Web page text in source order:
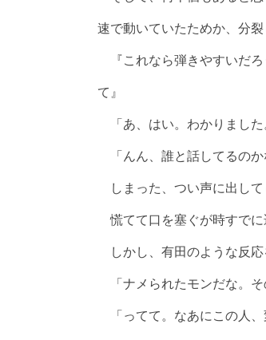
速で動いていたためか、分裂
『これなら弾きやすいだろ
て』
「あ、はい。わかりました
「んん、誰と話してるのか
しまった、つい声に出して
慌てて口を塞ぐが時すでに
しかし、有田のような反応
「ナメられたモンだな。そ
「ってて。なあにこの人、